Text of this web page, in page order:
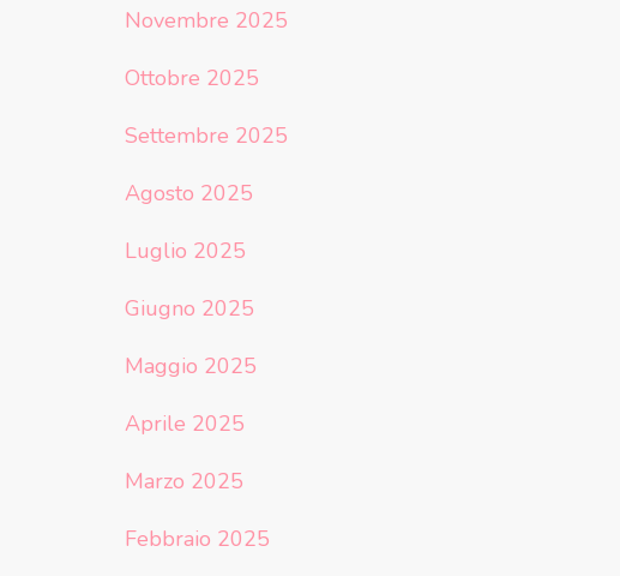
Novembre 2025
Ottobre 2025
Settembre 2025
Agosto 2025
Luglio 2025
Giugno 2025
Maggio 2025
Aprile 2025
Marzo 2025
Febbraio 2025